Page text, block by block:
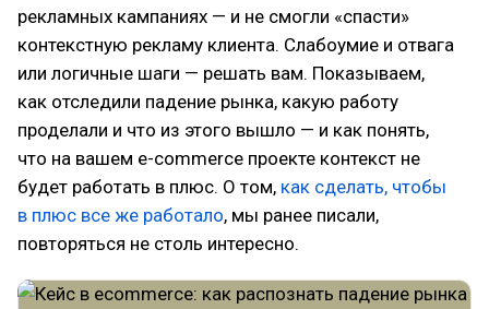
рекламных кампаниях — и не смогли «спасти»
контекстную рекламу клиента. Слабоумие и отвага
или логичные шаги — решать вам. Показываем,
как отследили падение рынка, какую работу
проделали и что из этого вышло — и как понять,
что на вашем e-commerce проекте контекст не
будет работать в плюс. О том, как сделать, чтобы
в плюс все же работало, мы ранее писали,
повторяться не столь интересно.